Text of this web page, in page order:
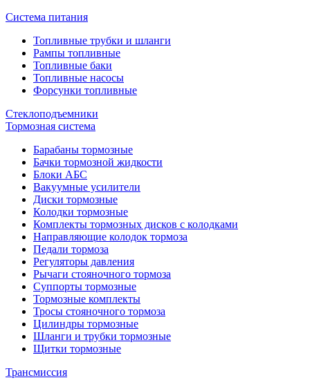
Система питания
Топливные трубки и шланги
Рампы топливные
Топливные баки
Топливные насосы
Форсунки топливные
Стеклоподъемники
Тормозная система
Барабаны тормозные
Бачки тормозной жидкости
Блоки АБС
Вакуумные усилители
Диски тормозные
Колодки тормозные
Комплекты тормозных дисков с колодками
Направляющие колодок тормоза
Педали тормоза
Регуляторы давления
Рычаги стояночного тормоза
Суппорты тормозные
Тормозные комплекты
Тросы стояночного тормоза
Цилиндры тормозные
Шланги и трубки тормозные
Щитки тормозные
Трансмиссия